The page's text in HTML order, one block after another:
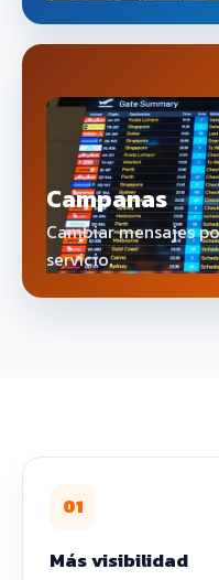
Campanas
Cambiar mensajes
servicio.
01
Más visibilidad